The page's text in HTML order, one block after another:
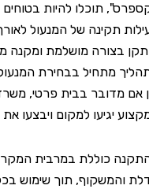
תוכלו להיות
תקינה של המנעול לאורך
בצורה מושלמת ומקנה
מתחיל בבחירת המנעול
מדובר בבית פרטי, משרד
יגיעו למקום ויבצעו את
כוללת במרבית
והמשקוף, תוך שימוש